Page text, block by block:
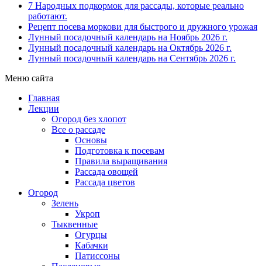
7 Народных подкормок для рассады, которые реально
работают.
Рецепт посева моркови для быстрого и дружного урожая
Лунный посадочный календарь на Ноябрь 2026 г.
Лунный посадочный календарь на Октябрь 2026 г.
Лунный посадочный календарь на Сентябрь 2026 г.
Меню сайта
Главная
Лекции
Огород без хлопот
Все о рассаде
Основы
Подготовка к посевам
Правила выращивания
Рассада овощей
Рассада цветов
Огород
Зелень
Укроп
Тыквенные
Огурцы
Кабачки
Патиссоны